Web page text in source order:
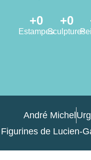
Estampes
+0
Sculptures
+0
André Michel
Figurines de Lucien-